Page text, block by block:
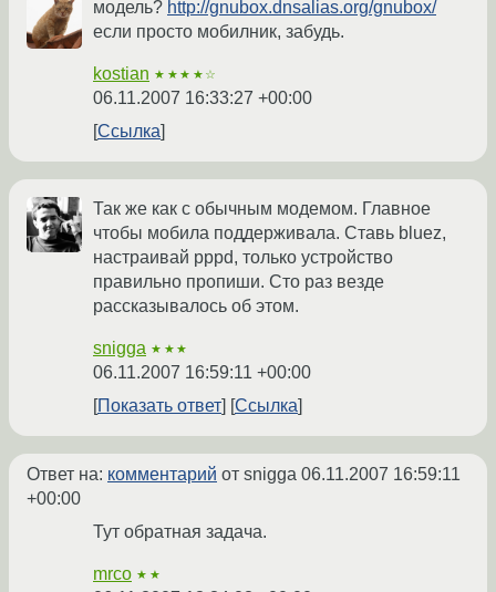
модель? http://gnubox.dnsalias.org/gnubox/
если просто мобилник, забудь.
kostian ★★★★☆
06.11.2007 16:33:27 +00:00
Ссылка
Так же как с обычным модемом. Главное
чтобы мобила поддерживала. Ставь bluez,
настраивай pppd, только устройство
правильно пропиши. Сто раз везде
рассказывалось об этом.
snigga ★★★
06.11.2007 16:59:11 +00:00
Показать ответ
Ссылка
Ответ на: комментарий от snigga 06.11.2007 16:59:11
+00:00
Тут обратная задача.
mrco ★★